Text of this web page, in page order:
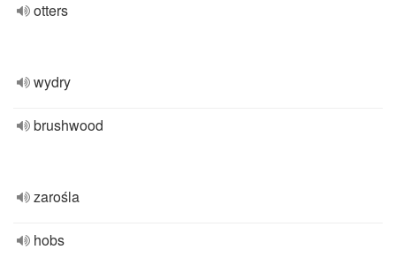
otters
wydry
brushwood
zarośla
hobs